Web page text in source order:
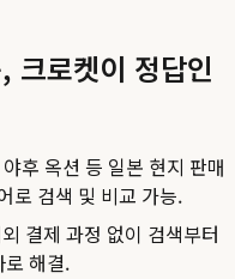
크로켓이 정답인
후 옥션 등 일본 현지 판매
로 검색 및 비교 가능.
결제 과정 없이 검색부터
로 해결.